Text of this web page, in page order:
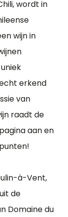
wordt in
wijn in
erkend
van
raadt de
aan en
à-Vent,
de
Domaine du